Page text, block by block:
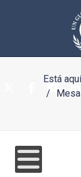
Está